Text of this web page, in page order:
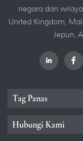
negara dan
United Kingdom,
Jepun,
Tag Panas
Hubungi Kami